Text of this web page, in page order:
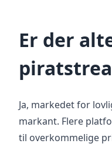
Er der
Ja, markedet for
markant. Flere
til overkommelige